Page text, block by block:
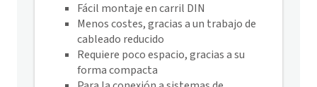
Fácil montaje en carril DIN
Menos costes, gracias a un trabajo de
cableado reducido
Requiere poco espacio, gracias a su
forma compacta